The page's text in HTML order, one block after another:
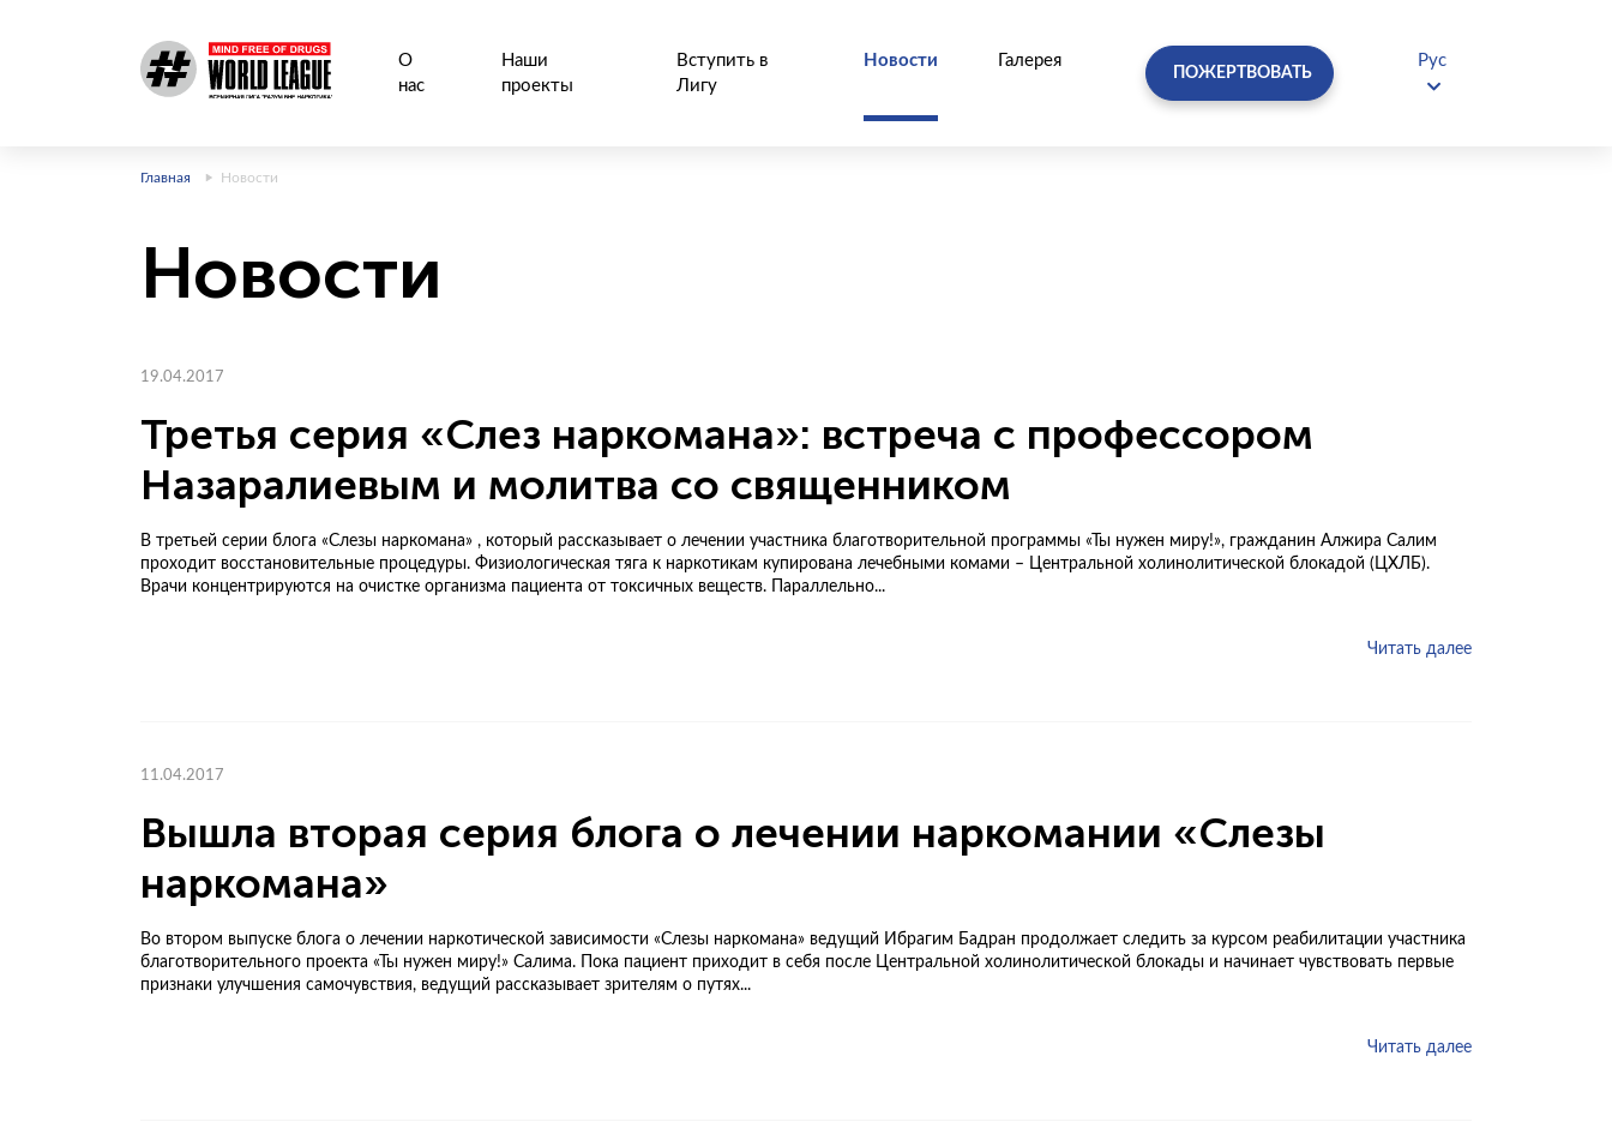
О
нас
Наши
проекты
Вступить в
Лигу
Новости Галерея
ПОЖЕРТВОВАТЬ
Рус
Главная Новости
Новости
19.04.2017
Третья серия «Слез наркомана»: встреча с профессором
Назаралиевым и молитва со священником
В третьей серии блога «Слезы наркомана» , который рассказывает о лечении участника благотворительной программы «Ты нужен миру!», гражданин Алжира Салим
проходит восстановительные процедуры. Физиологическая тяга к наркотикам купирована лечебными комами – Центральной холинолитической блокадой (ЦХЛБ).
Врачи концентрируются на очистке организма пациента от токсичных веществ. Параллельно...
Читать далее
11.04.2017
Вышла вторая серия блога о лечении наркомании «Слезы
наркомана»
Во втором выпуске блога о лечении наркотической зависимости «Слезы наркомана» ведущий Ибрагим Бадран продолжает следить за курсом реабилитации участника
благотворительного проекта «Ты нужен миру!» Салима. Пока пациент приходит в себя после Центральной холинолитической блокады и начинает чувствовать первые
признаки улучшения самочувствия, ведущий рассказывает зрителям о путях...
Читать далее